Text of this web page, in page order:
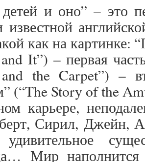
и оно” – это
известной
как на картинке:
It”) – первая
the Carpet”) –
(“The Story of the
карьере,
Сирил, Джейн,
удивительное
Мир наполнится